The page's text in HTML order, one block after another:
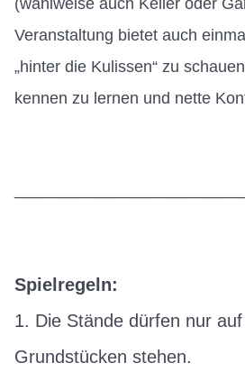
Veranstaltung bietet auch
„hinter die Kulissen“ zu
kennen zu lernen und nette
Spielregeln:
1. Die Stände dürfen nur
Grundstücken stehen.